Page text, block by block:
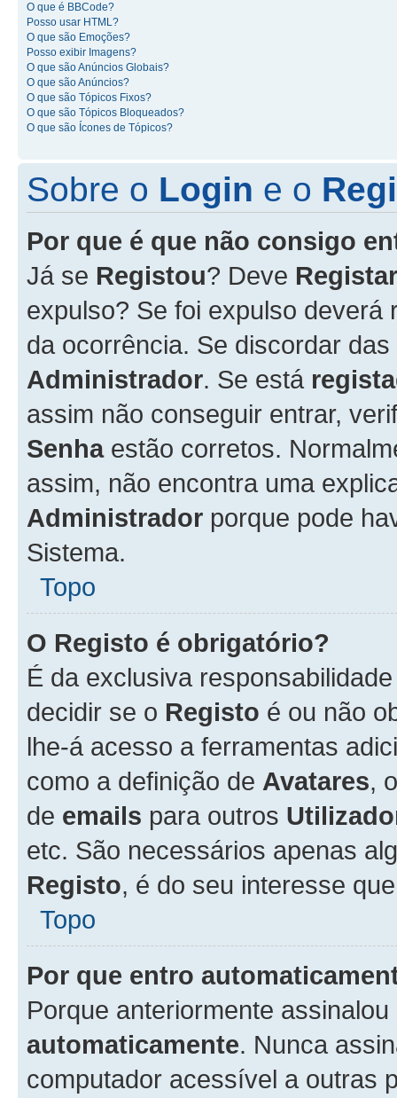
O que é BBCode?
Posso usar HTML?
O que são Emoções?
Posso exibir Imagens?
O que são Anúncios Globais?
O que são Anúncios?
O que são Tópicos Fixos?
O que são Tópicos Bloqueados?
O que são Ícones de Tópicos?
Sobre o Login e o
Por que é que não consigo
Já se Registou? Deve
expulso? Se foi expulso
da ocorrência. Se discordar
Administrador. Se está
assim não conseguir entrar,
Senhaestão corretos.
assim, não encontra uma
Administrador porque pode
Sistema.
Topo
O Registo é obrigatório?
É da exclusiva
decidir se o Registo é ou não
lhe-á acesso a ferramentas
como a definição de Avatares,
de emails para outros
etc. São necessários apenas
Registo, é do seu interesse
Topo
Por que entro
Porque anteriormente
automaticamente. Nunca
computador acessível a outras